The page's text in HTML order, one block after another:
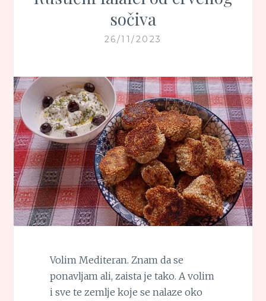
sočiva
26/11/2023
Volim Mediteran. Znam da se
ponavljam ali, zaista je tako. A volim
i sve te zemlje koje se nalaze oko